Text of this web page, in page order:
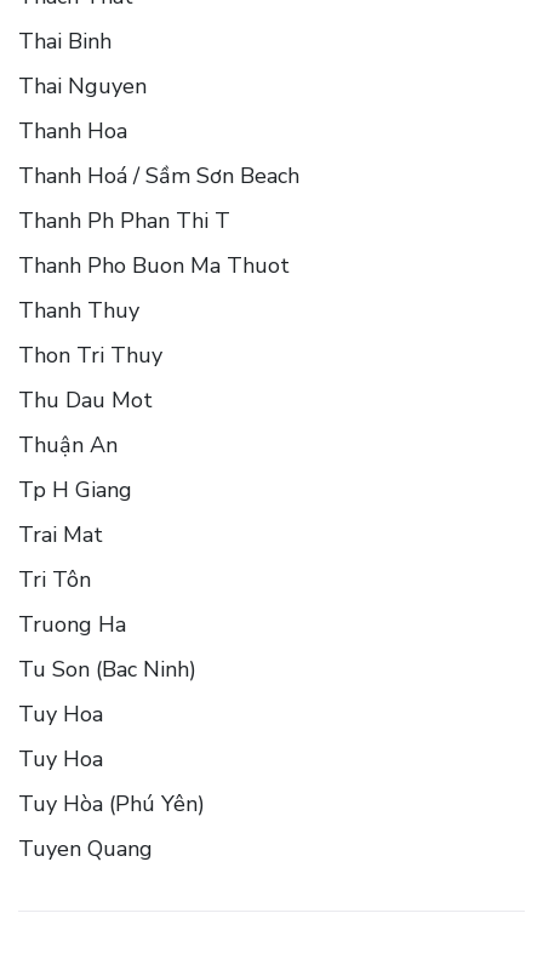
Thai Binh
Thai Nguyen
Thanh Hoa
Thanh Hoá / Sầm Sơn Beach
Thanh Ph Phan Thi T
Thanh Pho Buon Ma Thuot
Thanh Thuy
Thon Tri Thuy
Thu Dau Mot
Thuận An
Tp H Giang
Trai Mat
Tri Tôn
Truong Ha
Tu Son (Bac Ninh)
Tuy Hoa
Tuy Hoa
Tuy Hòa (Phú Yên)
Tuyen Quang